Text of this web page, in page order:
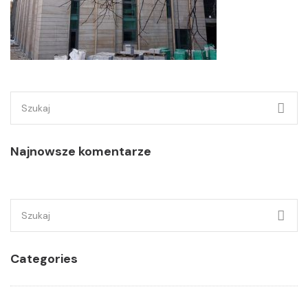
Najnowsze komentarze
Categories